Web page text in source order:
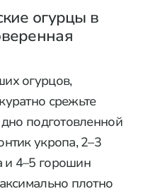
огурцы в
огурцов,
срежьте
подготовленной
укропа, 2–3
и 4–5 горошин
плотно